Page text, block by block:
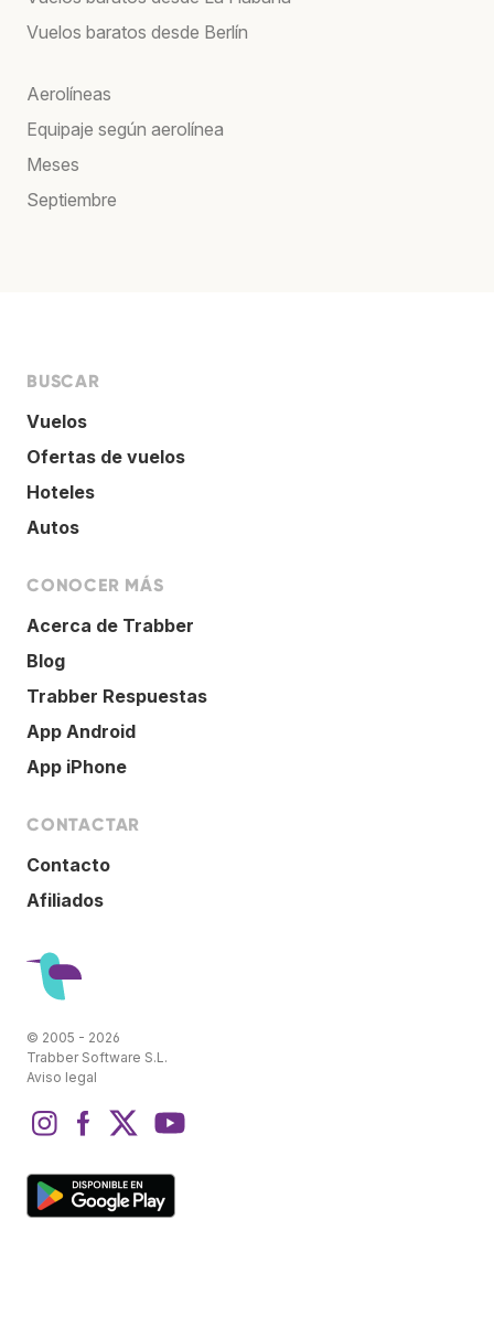
Vuelos baratos desde Berlín
Aerolíneas
Equipaje según aerolínea
Meses
Septiembre
BUSCAR
Vuelos
Ofertas de vuelos
Hoteles
Autos
CONOCER MÁS
Acerca de Trabber
Blog
Trabber Respuestas
App Android
App iPhone
CONTACTAR
Contacto
Afiliados
© 2005 - 2026
Trabber Software S.L.
Aviso legal